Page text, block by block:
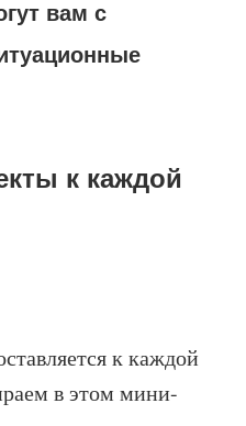
вам с
к каждой
к каждой
в этом мини-